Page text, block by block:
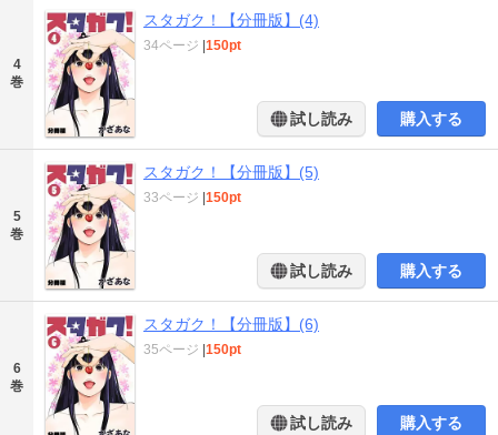
4
巻
スタガク！【分冊版】(4)
34ページ 150pt
試し読み 購入する
5
巻
スタガク！【分冊版】(5)
33ページ 150pt
試し読み 購入する
6
巻
スタガク！【分冊版】(6)
35ページ 150pt
試し読み 購入する